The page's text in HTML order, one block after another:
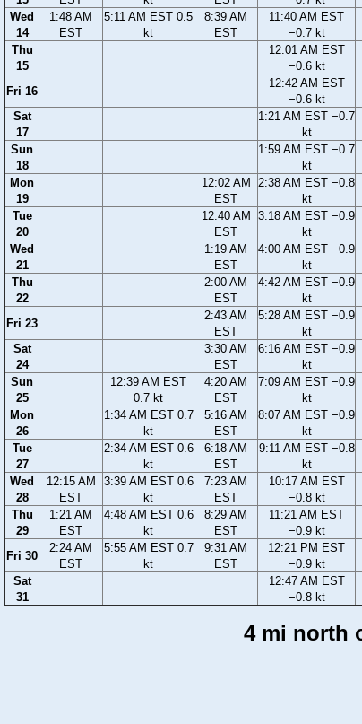
Wed
14
1:48 AM
EST
5:11 AM EST 0.5
kt
8:39 AM
EST
11:40 AM EST
−0.7 kt
Thu
15
12:01 AM EST
−0.6 kt
Fri 16
12:42 AM EST
−0.6 kt
Sat
17
1:21 AM EST −0.7
kt
Sun
18
1:59 AM EST −0.7
kt
Mon
19
12:02 AM
EST
2:38 AM EST −0.8
kt
Tue
20
12:40 AM
EST
3:18 AM EST −0.9
kt
Wed
21
1:19 AM
EST
4:00 AM EST −0.9
kt
Thu
22
2:00 AM
EST
4:42 AM EST −0.9
kt
Fri 23
2:43 AM
EST
5:28 AM EST −0.9
kt
Sat
24
3:30 AM
EST
6:16 AM EST −0.9
kt
Sun
25
12:39 AM EST
0.7 kt
4:20 AM
EST
7:09 AM EST −0.9
kt
Mon
26
1:34 AM EST 0.7
kt
5:16 AM
EST
8:07 AM EST −0.9
kt
Tue
27
2:34 AM EST 0.6
kt
6:18 AM
EST
9:11 AM EST −0.8
kt
Wed
28
12:15 AM
EST
3:39 AM EST 0.6
kt
7:23 AM
EST
10:17 AM EST
−0.8 kt
Thu
29
1:21 AM
EST
4:48 AM EST 0.6
kt
8:29 AM
EST
11:21 AM EST
−0.9 kt
Fri 30
2:24 AM
EST
5:55 AM EST 0.7
kt
9:31 AM
EST
12:21 PM EST
−0.9 kt
Sat
31
12:47 AM EST
−0.8 kt
4 mi north